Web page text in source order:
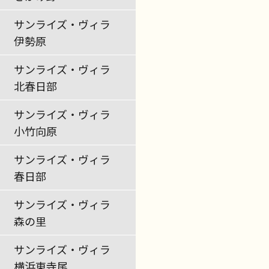
サンライズ・ヴィラ
伊勢原
サンライズ・ヴィラ
北春日部
サンライズ・ヴィラ
小竹向原
サンライズ・ヴィラ
春日部
サンライズ・ヴィラ
森の里
サンライズ・ヴィラ